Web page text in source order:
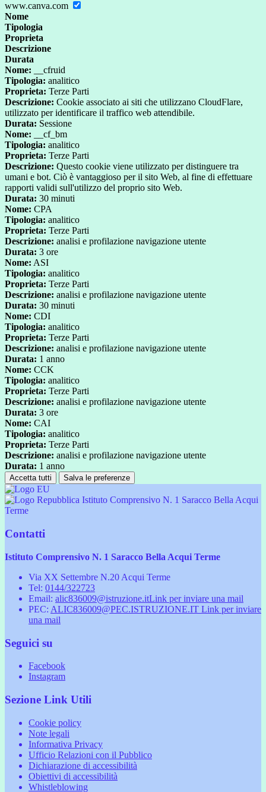
www.canva.com
Nome
Tipologia
Proprieta
Descrizione
Durata
Nome: __cfruid
Tipologia: analitico
Proprieta: Terze Parti
Descrizione: Cookie associato ai siti che utilizzano CloudFlare,
utilizzato per identificare il traffico web attendibile.
Durata: Sessione
Nome: __cf_bm
Tipologia: analitico
Proprieta: Terze Parti
Descrizione: Questo cookie viene utilizzato per distinguere tra
umani e bot. Ciò è vantaggioso per il sito Web, al fine di effettuare
rapporti validi sull'utilizzo del proprio sito Web.
Durata: 30 minuti
Nome: CPA
Tipologia: analitico
Proprieta: Terze Parti
Descrizione: analisi e profilazione navigazione utente
Durata: 3 ore
Nome: ASI
Tipologia: analitico
Proprieta: Terze Parti
Descrizione: analisi e profilazione navigazione utente
Durata: 30 minuti
Nome: CDI
Tipologia: analitico
Proprieta: Terze Parti
Descrizione: analisi e profilazione navigazione utente
Durata: 1 anno
Nome: CCK
Tipologia: analitico
Proprieta: Terze Parti
Descrizione: analisi e profilazione navigazione utente
Durata: 3 ore
Nome: CAI
Tipologia: analitico
Proprieta: Terze Parti
Descrizione: analisi e profilazione navigazione utente
Durata: 1 anno
Accetta tutti Salva le preferenze
Istituto Comprensivo N. 1 Saracco Bella Acqui
Terme
Contatti
Istituto Comprensivo N. 1 Saracco Bella Acqui Terme
Via XX Settembre N.20 Acqui Terme
Tel: 0144/322723
Email: alic836009@istruzione.itLink per inviare una mail
PEC: ALIC836009@PEC.ISTRUZIONE.IT Link per inviare
una mail
Seguici su
Facebook
Instagram
Sezione Link Utili
Cookie policy
Note legali
Informativa Privacy
Ufficio Relazioni con il Pubblico
Dichiarazione di accessibilità
Obiettivi di accessibilità
Whistleblowing